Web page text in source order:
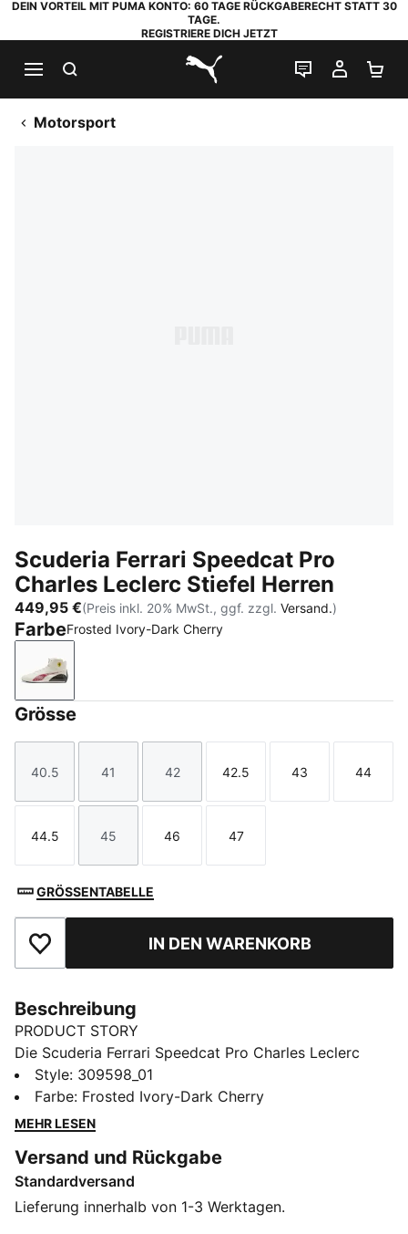
DEIN VORTEIL MIT PUMA KONTO: 60 TAGE RÜCKGABERECHT STATT 30
TAGE.
REGISTRIERE DICH JETZT
PUMA.com
LIVE-CHAT
MEIN
Motorsport
Scuderia Ferrari Speedcat Pro
Charles Leclerc Stiefel Herren
449,95 €(Preis inkl. 20% MwSt., ggf. zzgl. Versand.)
FarbeFrosted Ivory-Dark Cherry
Frosted Ivory-Dark Cherry
Grösse
Größe
40.5
Größe
41
Größe
42
Größe
42.5
Größe
43
Größe
44
Größe
44.5
Größe
45
Größe
46
Größe
47
GRÖSSENTABELLE
Zu Favoriten hinzufügenIN DEN WARENKORB
Beschreibung
PRODUCT STORY
Die Scuderia Ferrari Speedcat Pro Charles Leclerc
Boots sind eine Replica-Version der legendären
Speedcat Pro – der leichten Driving Boots, die von
Champions getragen werden. Wie das Original des
Fersenkappe für mehr Stabilität und Support. Das
Ferrari Logo auf der Außenseite und Leclercs
Startnummer 16 auf der Innenseite sorgen für den
Style: 309598_01
Farbe: Frosted Ivory-Dark Cherry
MEHR LESEN
Versand und Rückgabe
Standardversand
Lieferung innerhalb von 1-3 Werktagen.